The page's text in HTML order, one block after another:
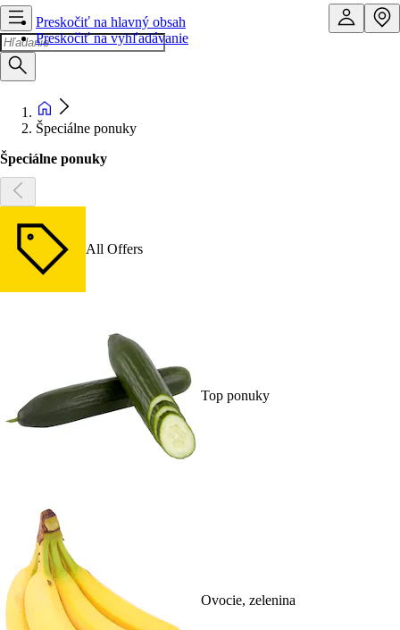
Preskočiť na hlavný obsah
Preskočiť na vyhľadávanie
Špeciálne ponuky
Špeciálne ponuky
All Offers
Top ponuky
Ovocie, zelenina